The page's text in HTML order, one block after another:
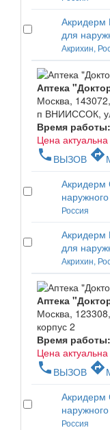
Акридерм
для
Акрихин,
Аптека
Москва,
п ВНИИССОК,
Время работы:
Цена
phone ВЫЗОВ directions
Акридерм
Россия
Акридерм
для
Акрихин,
Аптека
Москва,
корпус 2
Время работы:
Цена
phone ВЫЗОВ directions
Акридерм
Россия